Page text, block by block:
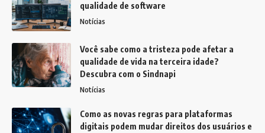
qualidade de software
Notícias
Você sabe como a tristeza pode afetar a
qualidade de vida na terceira idade?
Descubra com o Sindnapi
Notícias
Como as novas regras para plataformas
digitais podem mudar direitos dos usuários e